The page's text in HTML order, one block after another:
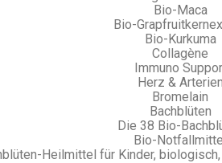
Bio-Maca
Bio-
Bio-Kurkuma
Collagène
Immuno
Herz & Arterien
Bromelain
Bachblüten
Die 38 Bio-
Bio-
Heilmittel für Kinder,